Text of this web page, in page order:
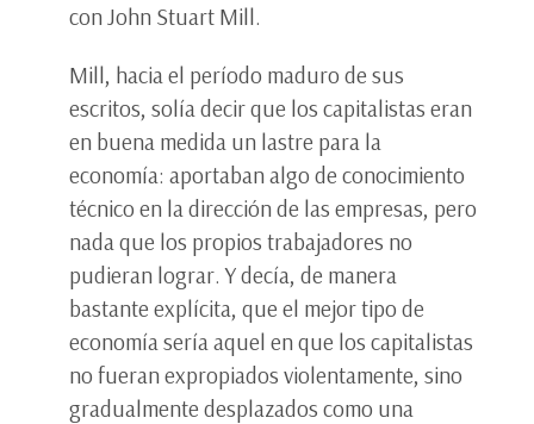
con John Stuart Mill.
Mill, hacia el período maduro de sus
escritos, solía decir que los capitalistas eran
en buena medida un lastre para la
economía: aportaban algo de conocimiento
técnico en la dirección de las empresas, pero
nada que los propios trabajadores no
pudieran lograr. Y decía, de manera
bastante explícita, que el mejor tipo de
economía sería aquel en que los capitalistas
no fueran expropiados violentamente, sino
gradualmente desplazados como una